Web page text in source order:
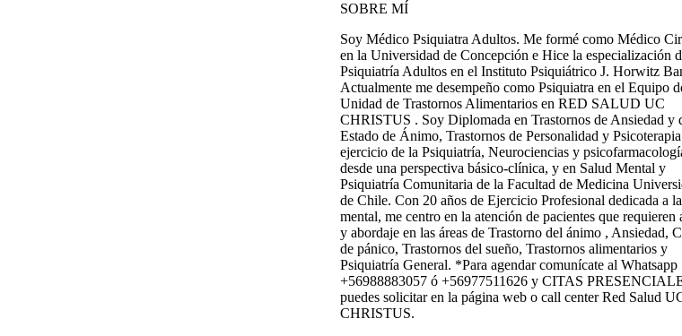
SOBRE MÍ
Soy Médico Psiquiatra Adultos. Me formé como Médico
en la Universidad de Concepción e Hice la especialización
Psiquiatría Adultos en el Instituto Psiquiátrico J. Horwitz
Actualmente me desempeño como Psiquiatra en el Equipo
Unidad de Trastornos Alimentarios en RED SALUD UC
CHRISTUS . Soy Diplomada en Trastornos de Ansiedad y
Estado de Ánimo, Trastornos de Personalidad y
ejercicio de la Psiquiatría, Neurociencias y
desde una perspectiva básico-clínica, y en Salud Mental y
Psiquiatría Comunitaria de la Facultad de Medicina
de Chile. Con 20 años de Ejercicio Profesional dedicada a
mental, me centro en la atención de pacientes que requieren
y abordaje en las áreas de Trastorno del ánimo , Ansiedad,
de pánico, Trastornos del sueño, Trastornos alimentarios y
Psiquiatría General. *Para agendar comunícate al Whatsapp
+56988883057 ó +56977511626 y CITAS
puedes solicitar en la página web o call center Red Salud
CHRISTUS.